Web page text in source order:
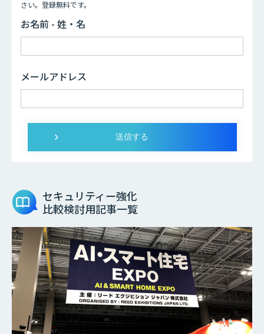
さい。登録無料です。
お名前 - 姓・名
メールアドレス
セキュリティー強化
比較検討用記事一覧